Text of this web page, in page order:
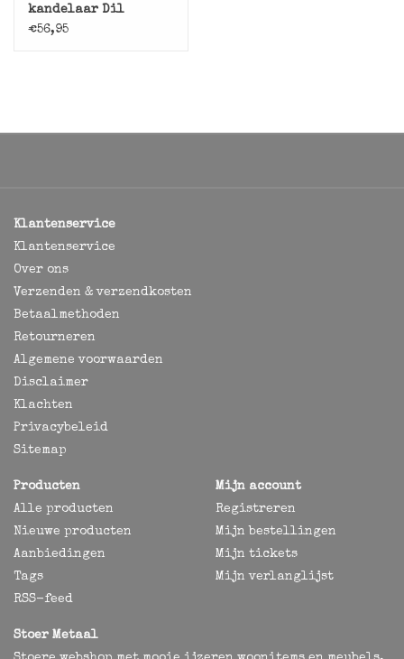
kandelaar Dil
€56,95
Klantenservice
Klantenservice
Over ons
Verzenden & verzendkosten
Betaalmethoden
Retourneren
Algemene voorwaarden
Disclaimer
Klachten
Privacybeleid
Sitemap
Producten
Alle producten
Nieuwe producten
Aanbiedingen
Tags
RSS-feed
Mijn account
Registreren
Mijn bestellingen
Mijn tickets
Mijn verlanglijst
Stoer Metaal